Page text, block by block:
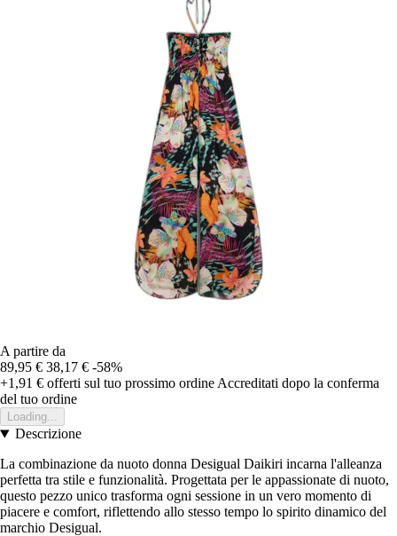
A partire da
89,95 € 38,17 € -58%
+1,91 € offerti sul tuo prossimo ordine Accreditati dopo la conferma
del tuo ordine
Loading...
Descrizione
La combinazione da nuoto donna Desigual Daikiri incarna l'alleanza
perfetta tra stile e funzionalità. Progettata per le appassionate di nuoto,
questo pezzo unico trasforma ogni sessione in un vero momento di
piacere e comfort, riflettendo allo stesso tempo lo spirito dinamico del
marchio Desigual.